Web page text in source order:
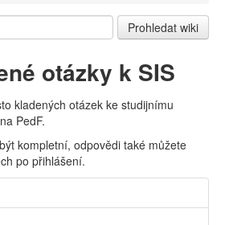
otázky k SIS
kladených otázek ke studijnímu
PedF.
kompletní, odpovědi také můžete
po přihlášení.